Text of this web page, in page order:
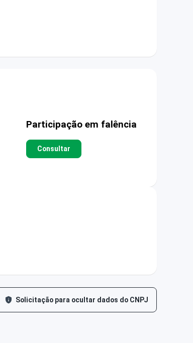
Participação em falência
Consultar
Solicitação para ocultar dados do CNPJ